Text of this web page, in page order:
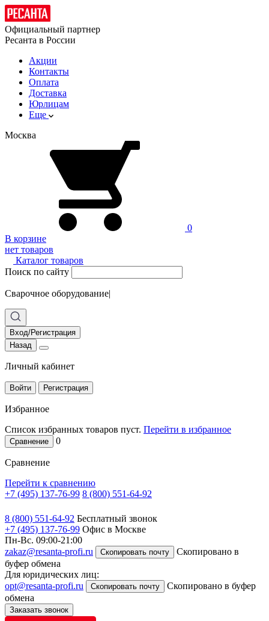
Официальный партнер
Ресанта в России
Акции
Контакты
Оплата
Доставка
Юрлицам
Еще
Москва
0
В корзине
нет товаров
Каталог товаров
Поиск по сайту
Сварочное оборудование|
Вход/Регистрация
Назад
Личный кабинет
Войти Регистрация
Избранное
Список избранных товаров пуст. Перейти в избранное
Сравнение 0
Сравнение
Перейти к сравнению
+7 (495) 137-76-99 8 (800) 551-64-92
8 (800) 551-64-92 Бесплатный звонок
+7 (495) 137-76-99 Офис в Москве
Пн-Вс. 09:00-21:00
zakaz@resanta-profi.ru
Скопировать почту
Скопировано в
буфер обмена
Для юридических лиц:
opt@resanta-profi.ru
Скопировать почту
Скопировано в буфер
обмена
Заказать звонок